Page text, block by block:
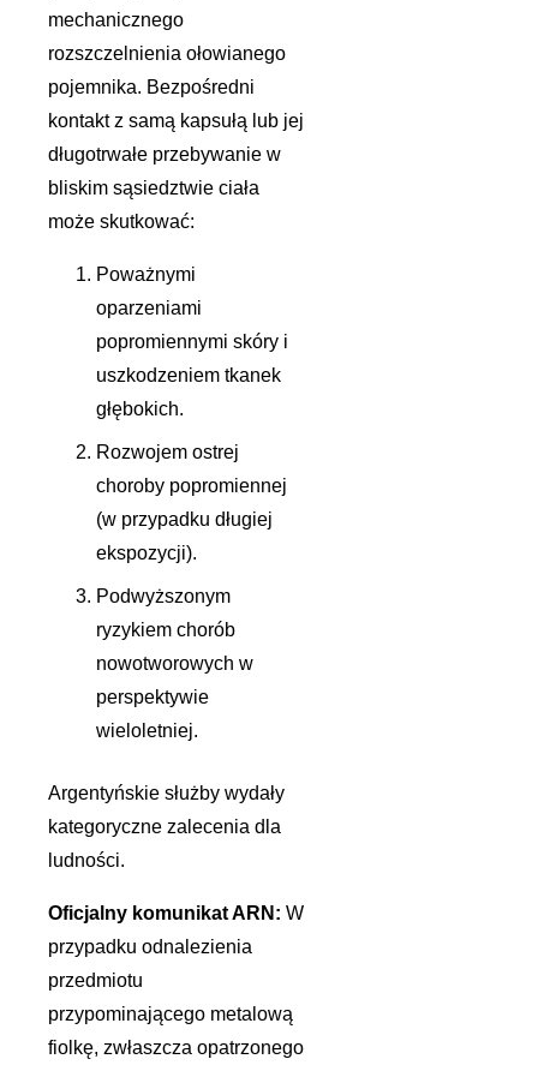
mechanicznego
rozszczelnienia ołowianego
pojemnika. Bezpośredni
kontakt z samą kapsułą lub jej
długotrwałe przebywanie w
bliskim sąsiedztwie ciała
może skutkować:
Poważnymi
oparzeniami
popromiennymi skóry i
uszkodzeniem tkanek
głębokich.
Rozwojem ostrej
choroby popromiennej
(w przypadku długiej
ekspozycji).
Podwyższonym
ryzykiem chorób
nowotworowych w
perspektywie
wieloletniej.
Argentyńskie służby wydały
kategoryczne zalecenia dla
ludności.
Oficjalny komunikat ARN: W
przypadku odnalezienia
przedmiotu
przypominającego metalową
fiolkę, zwłaszcza opatrzonego